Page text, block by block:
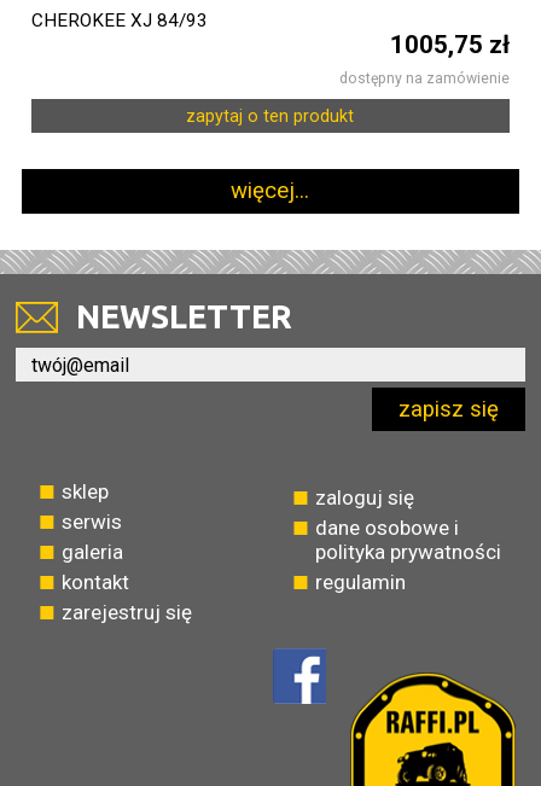
CHEROKEE XJ 84/93
1005,75 zł
dostępny na zamówienie
zapytaj o ten produkt
więcej...
NEWSLETTER
zapisz się
sklep
serwis
galeria
kontakt
zarejestruj się
zaloguj się
dane osobowe i
polityka prywatności
regulamin